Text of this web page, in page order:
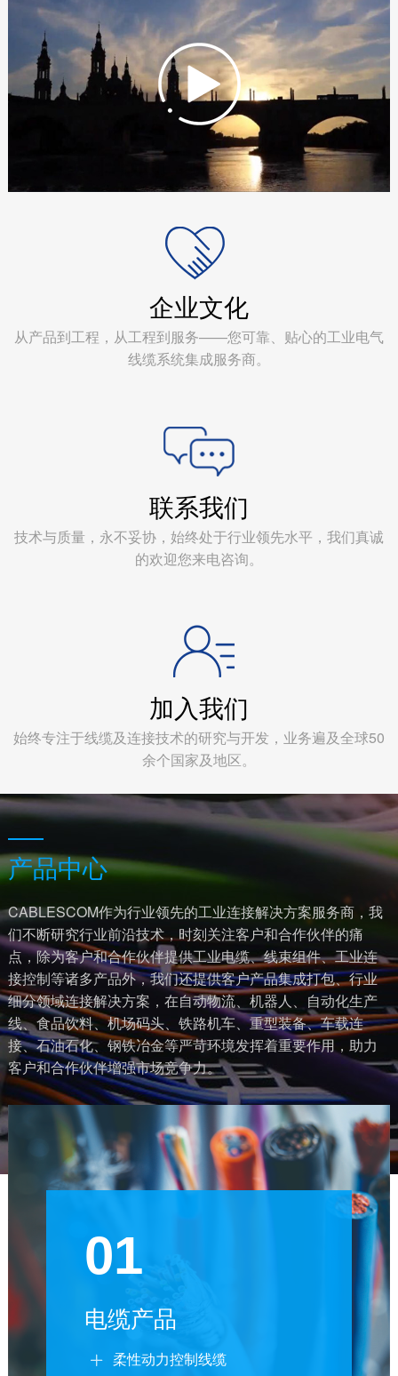
企业文化
从产品到工程，从工程到服务——您可靠、贴心的工业电气
线缆系统集成服务商。
联系我们
技术与质量，永不妥协，始终处于行业领先水平，我们真诚
的欢迎您来电咨询。
加入我们
始终专注于线缆及连接技术的研究与开发，业务遍及全球50
余个国家及地区。
产品中心
CABLESCOM作为行业领先的工业连接解决方案服务商，我
们不断研究行业前沿技术，时刻关注客户和合作伙伴的痛
点，除为客户和合作伙伴提供工业电缆、线束组件、工业连
接控制等诸多产品外，我们还提供客户产品集成打包、行业
细分领域连接解决方案，在自动物流、机器人、自动化生产
线、食品饮料、机场码头、铁路机车、重型装备、车载连
接、石油石化、钢铁冶金等严苛环境发挥着重要作用，助力
客户和合作伙伴增强市场竞争力。
01
电缆产品
 柔性动力控制线缆